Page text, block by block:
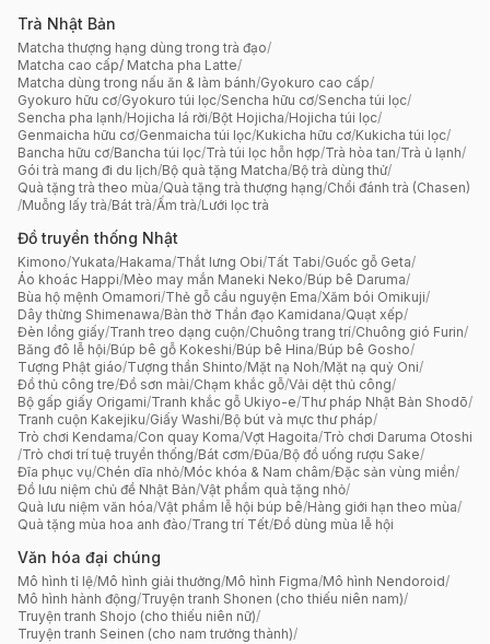
Trà Nhật Bản
Matcha thượng hạng dùng trong trà đạo/
Matcha cao cấp/ Matcha pha Latte/
Matcha dùng trong nấu ăn & làm bánh/Gyokuro cao cấp/
Gyokuro hữu cơ/Gyokuro túi lọc/Sencha hữu cơ/Sencha túi lọc/
Sencha pha lạnh/Hojicha lá rời/Bột Hojicha/Hojicha túi lọc/
Genmaicha hữu cơ/Genmaicha túi lọc/Kukicha hữu cơ/Kukicha túi lọc/
Bancha hữu cơ/Bancha túi lọc/Trà túi lọc hỗn hợp/Trà hòa tan/Trà ủ lạnh/
Gói trà mang đi du lịch/Bộ quà tặng Matcha/Bộ trà dùng thử/
Quà tặng trà theo mùa/Quà tặng trà thượng hạng/Chổi đánh trà (Chasen)
/Muỗng lấy trà/Bát trà/Ấm trà/Lưới lọc trà
Đồ truyền thống Nhật
Kimono/Yukata/Hakama/Thắt lưng Obi/Tất Tabi/Guốc gỗ Geta/
Áo khoác Happi/Mèo may mắn Maneki Neko/Búp bê Daruma/
Bùa hộ mệnh Omamori/Thẻ gỗ cầu nguyện Ema/Xăm bói Omikuji/
Dây thừng Shimenawa/Bàn thờ Thần đạo Kamidana/Quạt xếp/
Đèn lồng giấy/Tranh treo dạng cuộn/Chuông trang trí/Chuông gió Furin/
Băng đô lễ hội/Búp bê gỗ Kokeshi/Búp bê Hina/Búp bê Gosho/
Tượng Phật giáo/Tượng thần Shinto/Mặt nạ Noh/Mặt nạ quỷ Oni/
Đồ thủ công tre/Đồ sơn mài/Chạm khắc gỗ/Vải dệt thủ công/
Bộ gấp giấy Origami/Tranh khắc gỗ Ukiyo-e/Thư pháp Nhật Bản Shodō/
Tranh cuộn Kakejiku/Giấy Washi/Bộ bút và mực thư pháp/
Trò chơi Kendama/Con quay Koma/Vợt Hagoita/Trò chơi Daruma Otoshi
/Trò chơi trí tuệ truyền thống/Bát cơm/Đũa/Bộ đồ uống rượu Sake/
Đĩa phục vụ/Chén dĩa nhỏ/Móc khóa & Nam châm/Đặc sản vùng miền/
Đồ lưu niệm chủ đề Nhật Bản/Vật phẩm quà tặng nhỏ/
Quà lưu niệm văn hóa/Vật phẩm lễ hội búp bê/Hàng giới hạn theo mùa/
Quà tặng mùa hoa anh đào/Trang trí Tết/Đồ dùng mùa lễ hội
Văn hóa đại chúng
Mô hình tỉ lệ/Mô hình giải thưởng/Mô hình Figma/Mô hình Nendoroid/
Mô hình hành động/Truyện tranh Shonen (cho thiếu niên nam)/
Truyện tranh Shojo (cho thiếu niên nữ)/
Truyện tranh Seinen (cho nam trưởng thành)/